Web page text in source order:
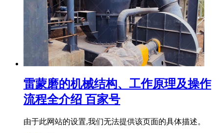
雷蒙磨的机械结构、工作原理及操作
流程全介绍 百家号
由于此网站的设置,我们无法提供该页面的具体描述。